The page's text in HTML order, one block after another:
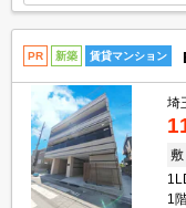
PR 新築 賃貸マンション
埼
敷
1